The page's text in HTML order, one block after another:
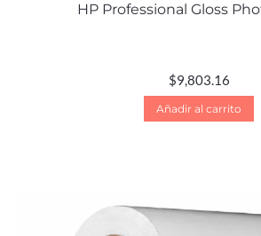
HP Professional Gloss
$9,803.16
Añadir al carrito